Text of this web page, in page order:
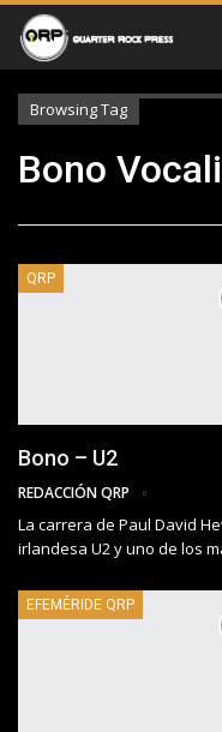
Browsing Tag
Bono
QRP
Bono – U2
REDACCIÓN QRP
La carrera de Paul David
irlandesa U2 y uno de los
EFEMÉRIDE QRP